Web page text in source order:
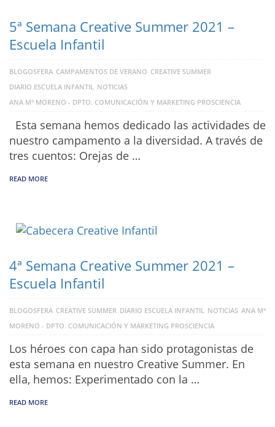
5ª Semana Creative Summer 2021 –
Escuela Infantil
BLOGOSFERA CAMPAMENTOS DE VERANO CREATIVE SUMMER
DIARIO ESCUELA INFANTIL NOTICIAS
ANA Mª MORENO - DPTO. COMUNICACIÓN Y MARKETING PROSCIENCIA
Esta semana hemos dedicado las actividades de
nuestro campamento a la diversidad. A través de
tres cuentos: Orejas de …
READ MORE
4ª Semana Creative Summer 2021 –
Escuela Infantil
BLOGOSFERA CREATIVE SUMMER DIARIO ESCUELA INFANTIL NOTICIAS ANA Mª
MORENO - DPTO. COMUNICACIÓN Y MARKETING PROSCIENCIA
Los héroes con capa han sido protagonistas de
esta semana en nuestro Creative Summer. En
ella, hemos: Experimentado con la …
READ MORE